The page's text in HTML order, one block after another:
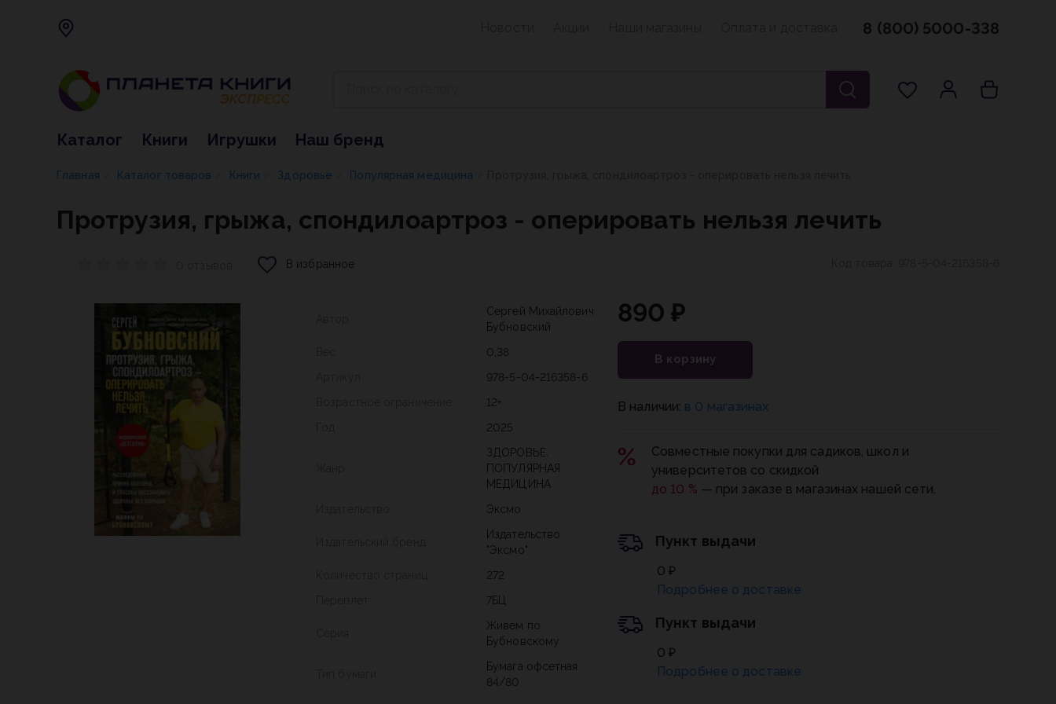
8 (800) 5000-338
Каталог Книги Игрушки Наш бренд
Главная Каталог товаров Книги Здоровье Популярная медицина
Протрузия, грыжа, спондилоартроз - оперировать нельзя лечить
В избранное
Сергей Михайлович
Бубновский
0,38
978-5-04-216358-6
12+
2025
ЗДОРОВЬЕ.
ПОПУЛЯРНАЯ
МЕДИЦИНА
Эксмо
Издательство
"Эксмо"
272
7БЦ
Живем по
Бубновскому
Бумага офсетная
84/80
890 ₽
В корзину
В наличии: в 0 магазинах
Совместные покупки для садиков, школ и
университетов со скидкой
до 10 % — при заказе в магазинах нашей сети.
Пункт выдачи
0 ₽
Подробнее о доставке
Пункт выдачи
0 ₽
Подробнее о доставке